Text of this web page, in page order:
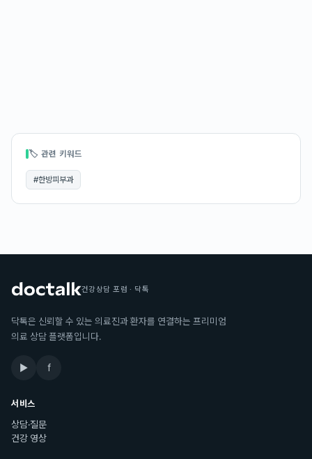
🏷 관련 키워드
#한방피부과
건강상담 포럼 · 닥톡
닥톡은 신뢰할 수 있는 의료진과 환자를 연결하는 프리미엄
의료 상담 플랫폼입니다.
▶ f
서비스
상담·질문
건강 영상